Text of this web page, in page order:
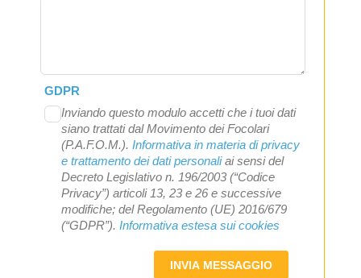
GDPR
Inviando questo modulo accetti che i tuoi dati
siano trattati dal Movimento dei Focolari
(P.A.F.O.M.). Informativa in materia di privacy
e trattamento dei dati personaliai sensi del
Decreto Legislativo n. 196/2003 (“Codice
Privacy”) articoli 13, 23 e 26 e successive
modifiche; del Regolamento (UE) 2016/679
(“GDPR”). Informativa estesa sui cookies
INVIA MESSAGGIO